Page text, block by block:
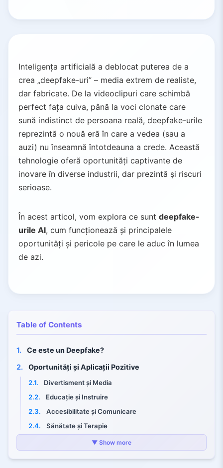
Inteligența artificială a deblocat puterea de a
crea „deepfake-uri” – media extrem de realiste,
dar fabricate. De la videoclipuri care schimbă
perfect fața cuiva, până la voci clonate care
sună indistinct de persoana reală, deepfake-urile
reprezintă o nouă eră în care a vedea (sau a
auzi) nu înseamnă întotdeauna a crede. Această
tehnologie oferă oportunități captivante de
inovare în diverse industrii, dar prezintă și riscuri
serioase.
În acest articol, vom explora ce sunt deepfake-
urile AI, cum funcționează și principalele
oportunități și pericole pe care le aduc în lumea
de azi.
Table of Contents
1.
Ce este un Deepfake?
2.
Oportunități și Aplicații Pozitive
2.1.
Divertisment și Media
2.2.
Educație și Instruire
2.3.
Accesibilitate și Comunicare
2.4.
Sănătate și Terapie
Protecția Intimității și Anonimatului
▼ Show more